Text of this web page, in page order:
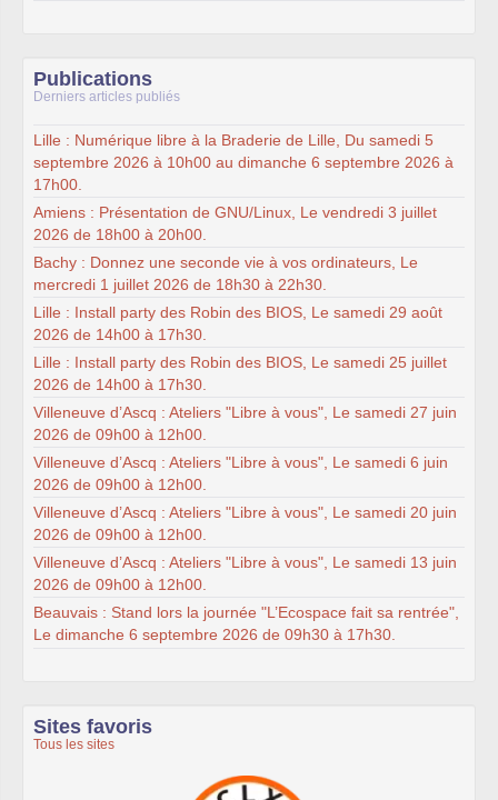
Publications
Derniers articles publiés
Lille : Numérique libre à la Braderie de Lille, Du samedi 5
septembre 2026 à 10h00 au dimanche 6 septembre 2026 à
17h00.
Amiens : Présentation de GNU/Linux, Le vendredi 3 juillet
2026 de 18h00 à 20h00.
Bachy : Donnez une seconde vie à vos ordinateurs, Le
mercredi 1 juillet 2026 de 18h30 à 22h30.
Lille : Install party des Robin des BIOS, Le samedi 29 août
2026 de 14h00 à 17h30.
Lille : Install party des Robin des BIOS, Le samedi 25 juillet
2026 de 14h00 à 17h30.
Villeneuve d’Ascq : Ateliers "Libre à vous", Le samedi 27 juin
2026 de 09h00 à 12h00.
Villeneuve d’Ascq : Ateliers "Libre à vous", Le samedi 6 juin
2026 de 09h00 à 12h00.
Villeneuve d’Ascq : Ateliers "Libre à vous", Le samedi 20 juin
2026 de 09h00 à 12h00.
Villeneuve d’Ascq : Ateliers "Libre à vous", Le samedi 13 juin
2026 de 09h00 à 12h00.
Beauvais : Stand lors la journée "L’Ecospace fait sa rentrée",
Le dimanche 6 septembre 2026 de 09h30 à 17h30.
Sites favoris
Tous les sites